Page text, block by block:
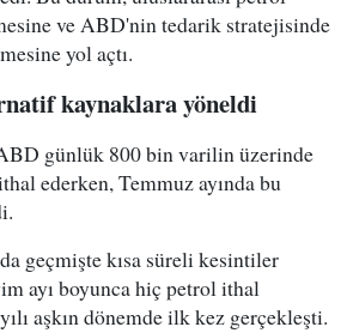
ve ABD'nin tedarik stratejisinde
yol açtı.
kaynaklara yöneldi
günlük 800 bin varilin üzerinde
ederken, Temmuz ayında bu
geçmişte kısa süreli kesintiler
ayı boyunca hiç petrol ithal
aşkın dönemde ilk kez gerçekleşti.